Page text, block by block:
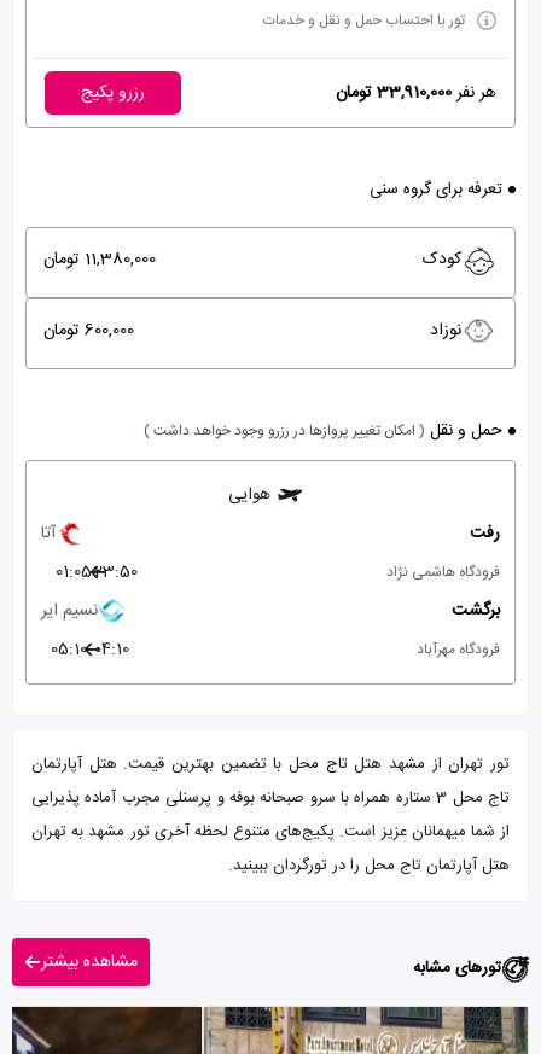
تور با احتساب حمل و نقل و خدمات
هر نفر33,910,000 تومان رزرو پکیج
تعرفه برای گروه سنی
کودک 11,380,000 تومان
نوزاد 600,000 تومان
حمل و نقل ( امکان تغییر پروازها در رزرو وجود خواهد داشت )
هوایی
رفت
آتا
فرودگاه هاشمی نژاد 23:50
01:05
برگشت
نسیم ایر
فرودگاه مهرآباد 04:10
05:10
تور تهران از مشهد هتل تاج محل با تضمین بهترین قیمت. هتل آپارتمان
تاج محل 3 ستاره همراه با سرو صبحانه بوفه و پرسنلی مجرب آماده پذیرایی
از شما میهمانان عزیز است. پکیج‌های متنوع لحظه آخری تور مشهد به تهران
هتل آپارتمان تاج محل را در تورگردان ببینید.
تورهای مشابه مشاهده بیشتر